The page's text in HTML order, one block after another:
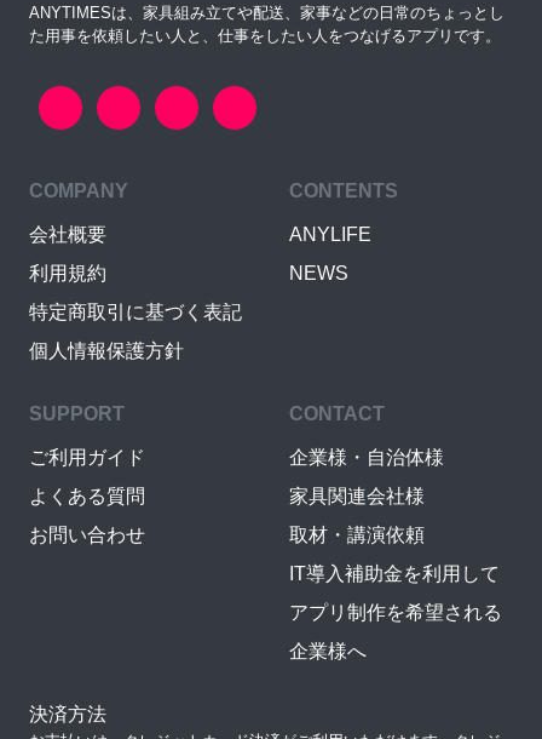
ANYTIMESは、家具組み立てや配送、家事などの日常のちょっとし
た用事を依頼したい人と、仕事をしたい人をつなげるアプリです。
COMPANY
会社概要
利用規約
特定商取引に基づく表記
個人情報保護方針
CONTENTS
ANYLIFE
NEWS
SUPPORT
ご利用ガイド
よくある質問
お問い合わせ
CONTACT
企業様・自治体様
家具関連会社様
取材・講演依頼
IT導入補助金を利用して
アプリ制作を希望される
企業様へ
決済方法